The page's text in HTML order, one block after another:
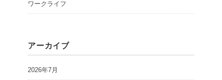
ワークライフ
アーカイブ
2026年7月